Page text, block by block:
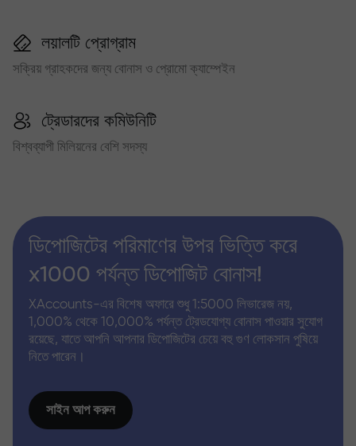
লয়ালটি প্রোগ্রাম
সক্রিয় গ্রাহকদের জন্য বোনাস ও প্রোমো ক্যাম্পেইন
ট্রেডারদের কমিউনিটি
বিশ্বব্যাপী মিলিয়নের বেশি সদস্য
ডিপোজিটের পরিমাণের উপর ভিত্তি করে
x1000 পর্যন্ত ডিপোজিট বোনাস!
XAccounts-এর বিশেষ অফারে শুধু 1:5000 লিভারেজ নয়,
1,000% থেকে 10,000% পর্যন্ত ট্রেডযোগ্য বোনাস পাওয়ার সুযোগ
রয়েছে, যাতে আপনি আপনার ডিপোজিটের চেয়ে বহু গুণ লোকসান পুষিয়ে
নিতে পারেন।
সাইন আপ করুন